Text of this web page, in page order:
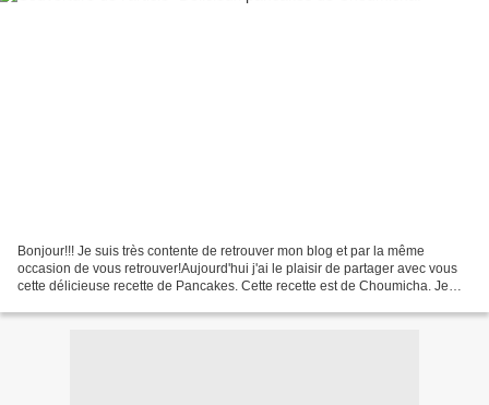
Bonjour!!! Je suis très contente de retrouver mon blog et par la même
occasion de vous retrouver!Aujourd'hui j'ai le plaisir de partager avec vous
cette délicieuse recette de Pancakes. Cette recette est de Choumicha. Je